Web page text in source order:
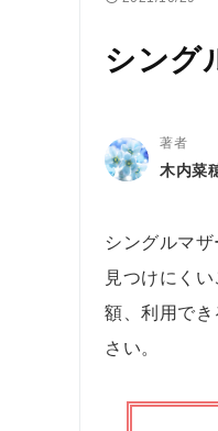
シング
著者
木内菜
シングルマ
見つけにく
額、利用で
さい。